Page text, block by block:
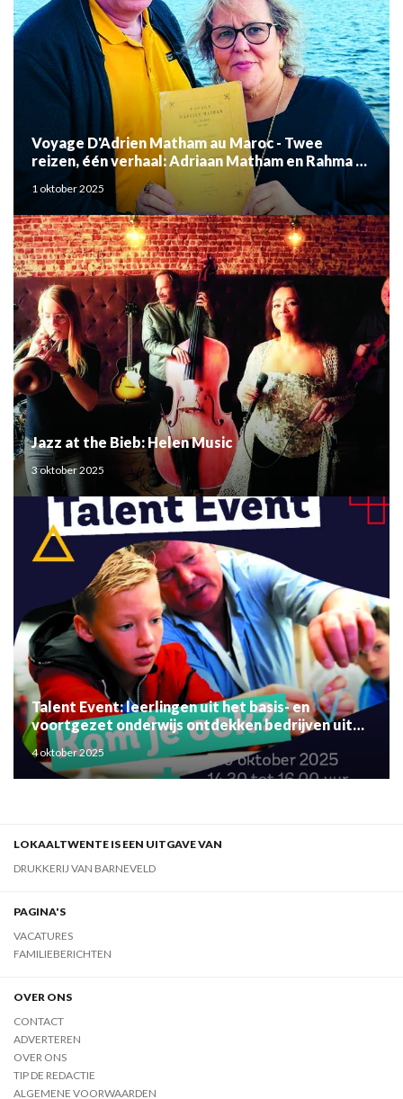
Voyage D'Adrien Matham au Maroc - Twee
reizen, één verhaal: Adriaan Matham en Rahma el
Mouden
1 oktober 2025
Jazz at the Bieb: Helen Music
3 oktober 2025
Talent Event: leerlingen uit het basis- en
voortgezet onderwijs ontdekken bedrijven uit
de regio
4 oktober 2025
LOKAALTWENTE IS EEN UITGAVE VAN
DRUKKERIJ VAN BARNEVELD
PAGINA'S
VACATURES
FAMILIEBERICHTEN
OVER ONS
CONTACT
ADVERTEREN
OVER ONS
TIP DE REDACTIE
ALGEMENE VOORWAARDEN